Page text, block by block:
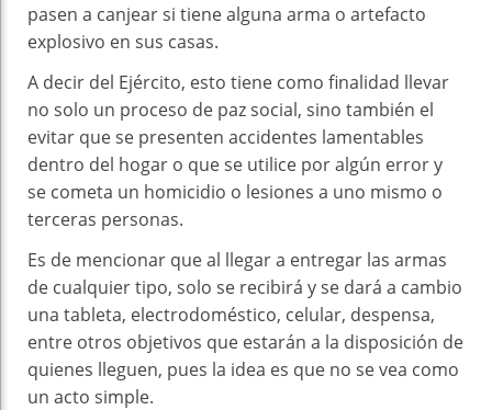
pasen a canjear si tiene alguna arma o artefacto
explosivo en sus casas.
A decir del Ejército, esto tiene como finalidad llevar
no solo un proceso de paz social, sino también el
evitar que se presenten accidentes lamentables
dentro del hogar o que se utilice por algún error y
se cometa un homicidio o lesiones a uno mismo o
terceras personas.
Es de mencionar que al llegar a entregar las armas
de cualquier tipo, solo se recibirá y se dará a cambio
una tableta, electrodoméstico, celular, despensa,
entre otros objetivos que estarán a la disposición de
quienes lleguen, pues la idea es que no se vea como
un acto simple.